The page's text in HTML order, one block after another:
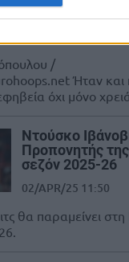
ελληνικού
/
Ήταν και
όχι μόνο
Ντούσκο
Προπονητής
σεζόν 2025-26
02/APR/25 11:50
θα παραμείνει